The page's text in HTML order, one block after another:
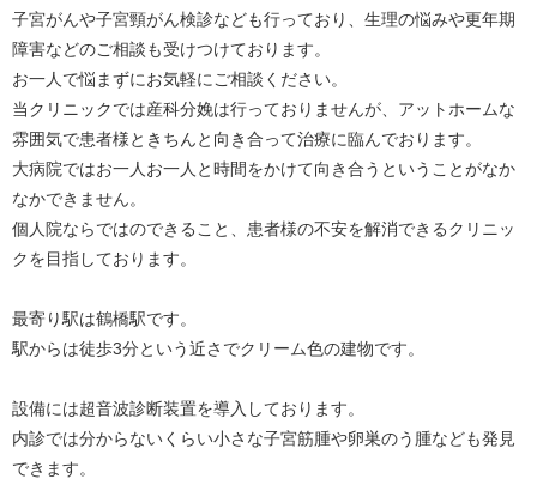
子宮がんや子宮頸がん検診なども行っており、生理の悩みや更年期
障害などのご相談も受けつけております。
お一人で悩まずにお気軽にご相談ください。
当クリニックでは産科分娩は行っておりませんが、アットホームな
雰囲気で患者様ときちんと向き合って治療に臨んでおります。
大病院ではお一人お一人と時間をかけて向き合うということがなか
なかできません。
個人院ならではのできること、患者様の不安を解消できるクリニッ
クを目指しております。
最寄り駅は鶴橋駅です。
駅からは徒歩3分という近さでクリーム色の建物です。
設備には超音波診断装置を導入しております。
内診では分からないくらい小さな子宮筋腫や卵巣のう腫なども発見
できます。